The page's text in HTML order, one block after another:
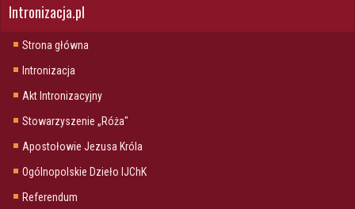
Intronizacja.pl
Strona główna
Intronizacja
Akt Intronizacyjny
Stowarzyszenie „Róża"
Apostołowie Jezusa Króla
Ogólnopolskie Dzieło IJChK
Referendum